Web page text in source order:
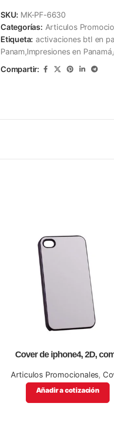
SKU: MK-PF-6630
Categorías: Articulos
Etiqueta: activaciones btl en
Panam,Impresiones en
Compartir:
Cover de iphone4, 2D,
Articulos Promocionales,
Añadir a cotización